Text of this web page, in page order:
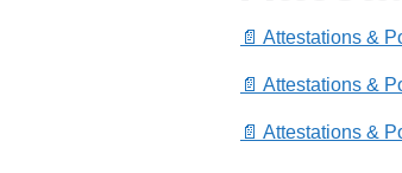
📄 Attestations &
📄 Attestations &
📄 Attestations &